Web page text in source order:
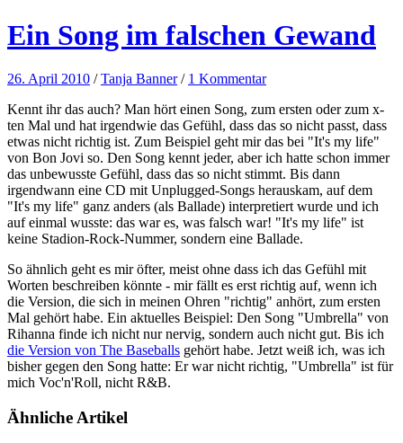
Ein Song im falschen Gewand
26. April 2010 /Tanja Banner / 1 Kommentar
Kennt ihr das auch? Man hört einen Song, zum ersten oder zum x-
ten Mal und hat irgendwie das Gefühl, dass das so nicht passt, dass
etwas nicht richtig ist. Zum Beispiel geht mir das bei "It's my life"
von Bon Jovi so. Den Song kennt jeder, aber ich hatte schon immer
das unbewusste Gefühl, dass das so nicht stimmt. Bis dann
irgendwann eine CD mit Unplugged-Songs herauskam, auf dem
"It's my life" ganz anders (als Ballade) interpretiert wurde und ich
auf einmal wusste: das war es, was falsch war! "It's my life" ist
keine Stadion-Rock-Nummer, sondern eine Ballade.
So ähnlich geht es mir öfter, meist ohne dass ich das Gefühl mit
Worten beschreiben könnte - mir fällt es erst richtig auf, wenn ich
die Version, die sich in meinen Ohren "richtig" anhört, zum ersten
Mal gehört habe. Ein aktuelles Beispiel: Den Song "Umbrella" von
Rihanna finde ich nicht nur nervig, sondern auch nicht gut. Bis ich
die Version von The Baseballs gehört habe. Jetzt weiß ich, was ich
bisher gegen den Song hatte: Er war nicht richtig, "Umbrella" ist für
mich Voc'n'Roll, nicht R&B.
Ähnliche Artikel